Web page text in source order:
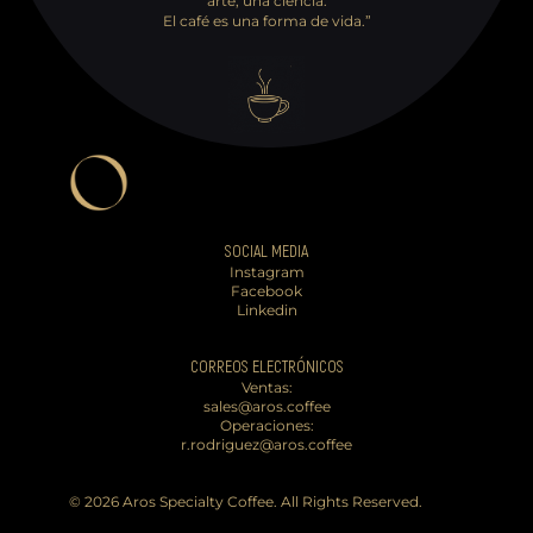
El café es una forma de vida.”
SOCIAL MEDIA
Instagram
Facebook
Linkedin
CORREOS ELECTRÓNICOS
Ventas:
sales@aros.coffee
Operaciones:
r.rodriguez@aros.coffee
© 2026 Aros Specialty Coffee. All Rights Reserved.